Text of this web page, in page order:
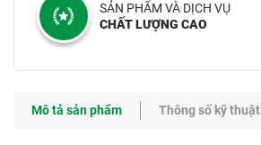
SẢN PHẨM VÀ DỊCH VỤ
CHẤT LƯỢNG CAO
Mô tả sản phẩm Thông số kỹ thuật